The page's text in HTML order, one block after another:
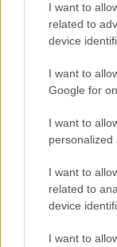
I want to
related to
device
I want to
Google for
I want to
personalized
I want to
related to
device
I want to
07/08/2026
«Αντίο» με
Ουρμπίνο
06/08/2026
Το πάλεψε
στην Ιταλία Β’
06/08/2026
Η FIVB
Πρωτάθλημα